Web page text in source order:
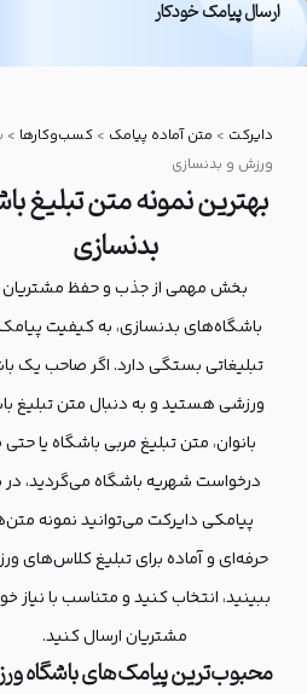
دایرکت > متن آماده پیامک > کسب‌و‌کارها >
ورزش و بدنسازی
بهترین نمونه متن تبلیغ
بدنسازی
بخش مهمی از جذب و حفظ مشتریان
باشگاه‌های بدنسازی، به کیفیت
تبلیغاتی بستگی دارد. اگر صاحب یک
ورزشی هستید و به دنبال متن تبلیغ
بانوان، متن تبلیغ مربی باشگاه یا
درخواست شهریه باشگاه می‌گردید، در
پیامکی دایرکت می‌توانید نمونه
حرفه‌ای و آماده برای تبلیغ کلاس‌های
ببینید، انتخاب کنید و متناسب با نیاز
مشتریان ارسال کنید.
محبوب‌ترین پیامک‌های باشگاه
ارسال پیامک خودکار